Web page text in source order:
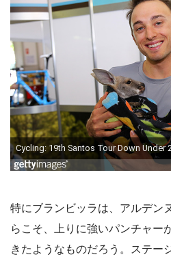
特にブランビッラは、アルデン
らこそ、上りに強いパンチャー
きたようなものだろう。ステー